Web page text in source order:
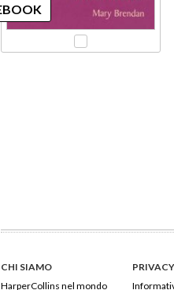
CHI SIAMO
HarperCollins nel mondo
PRIVACY